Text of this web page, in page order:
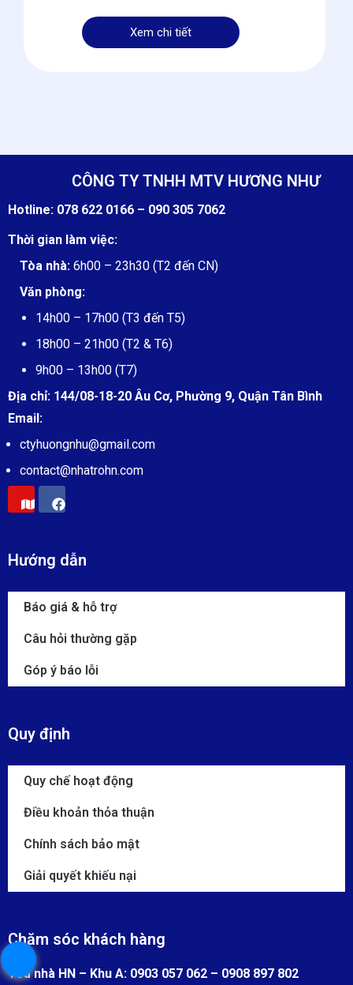
Xem chi tiết
CÔNG TY TNHH MTV HƯƠNG NHƯ
Hotline: 078 622 0166 – 090 305 7062
Thời gian làm việc:
Tòa nhà: 6h00 – 23h30 (T2 đến CN)
Văn phòng:
14h00 – 17h00 (T3 đến T5)
18h00 – 21h00 (T2 & T6)
9h00 – 13h00 (T7)
Địa chỉ: 144/08-18-20 Âu Cơ, Phường 9, Quận Tân Bình
Email:
ctyhuongnhu@gmail.com
contact@nhatrohn.com
Hướng dẫn
Báo giá & hỗ trợ
Câu hỏi thường gặp
Góp ý báo lỗi
Quy định
Quy chế hoạt động
Điều khoản thỏa thuận
Chính sách bảo mật
Giải quyết khiếu nại
Chăm sóc khách hàng
Toà nhà HN – Khu A: 0903 057 062 – 0908 897 802